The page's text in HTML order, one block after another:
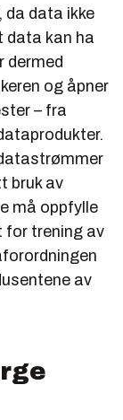
da data ikke
data kan ha
dermed
og åpner
– fra
bruk av
må oppfylle
for trening av
av